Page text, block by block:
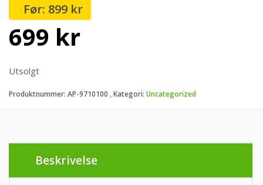
899 kr
var:
899 kr.
699 kr
er:
699 kr.
Utsolgt
Produktnummer: AP-9710100 Kategori: Uncategorized
Beskrivelse